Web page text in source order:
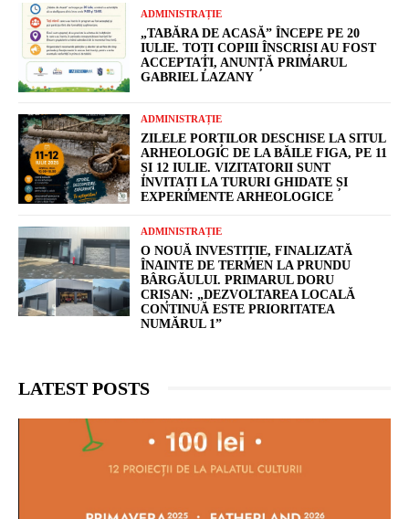
ADMINISTRAȚIE
„TABĂRA DE ACASĂ” ÎNCEPE PE 20
IULIE. TOȚI COPIII ÎNSCRIȘI AU FOST
ACCEPTAȚI, ANUNȚĂ PRIMARUL
GABRIEL LAZANY
ADMINISTRAȚIE
ZILELE PORȚILOR DESCHISE LA SITUL
ARHEOLOGIC DE LA BĂILE FIGA, PE 11
ȘI 12 IULIE. VIZITATORII SUNT
INVITAȚI LA TURURI GHIDATE ȘI
EXPERIMENTE ARHEOLOGICE
ADMINISTRAȚIE
O NOUĂ INVESTIȚIE, FINALIZATĂ
ÎNAINTE DE TERMEN LA PRUNDU
BÂRGĂULUI. PRIMARUL DORU
CRIȘAN: „DEZVOLTAREA LOCALĂ
CONTINUĂ ESTE PRIORITATEA
NUMĂRUL 1”
LATEST POSTS